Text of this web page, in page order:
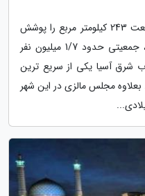
معرفیشهر کوالالامپور منطقه ای به وسعت 243 کیلومتر مربع را پوشش
می دهد و طبق سرشماری سال 2015، جمعیتی حدود 1/7 میلیون نفر
شرق آسیا یکی از سریع ترین
بعلاوه مجلس مالزی در این شهر